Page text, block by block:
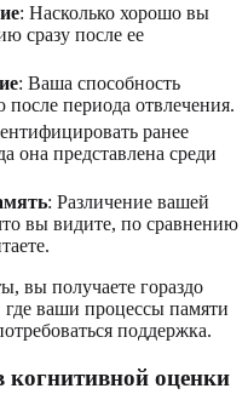
: Насколько хорошо вы
сразу после ее
: Ваша способность
периода отвлечения.
ранее
она представлена среди
: Различение вашей
вы видите, по сравнению
вы получаете гораздо
где ваши процессы памяти
поддержка.
когнитивной оценки